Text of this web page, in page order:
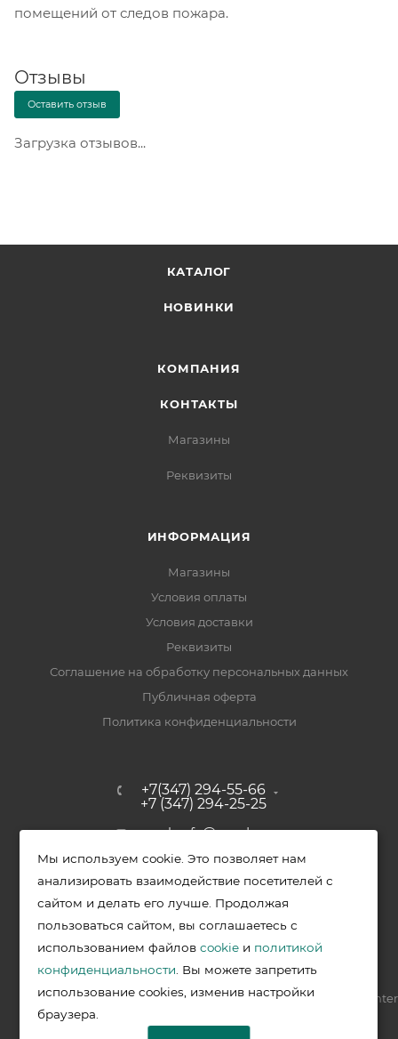
помещений от следов пожара.
Отзывы
Оставить отзыв
Загрузка отзывов...
КАТАЛОГ
НОВИНКИ
КОМПАНИЯ
КОНТАКТЫ
Магазины
Реквизиты
ИНФОРМАЦИЯ
Магазины
Условия оплаты
Условия доставки
Реквизиты
Соглашение на обработку персональных данных
Публичная оферта
Политика конфиденциальности
+7(347) 294-55-66
+7 (347) 294-25-25
upak-ufa@yandex.ru
Уфимский район, с. Зубово, ул.
Полевая, д. 44/2, к. 2
2026 © Меркурий - упаковочная продукция от ведущих
производителей в Уфе
Разработка —
VIS.center
Мы используем cookie. Это позволяет нам
анализировать взаимодействие посетителей с
сайтом и делать его лучше. Продолжая
пользоваться сайтом, вы соглашаетесь с
использованием файловcookie и политикой
конфиденциальности . Вы можете запретить
использование cookies, изменив настройки
браузера.